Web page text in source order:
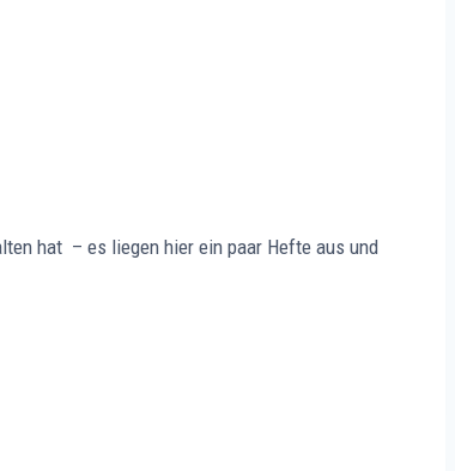
hat – es liegen hier ein paar Hefte aus und